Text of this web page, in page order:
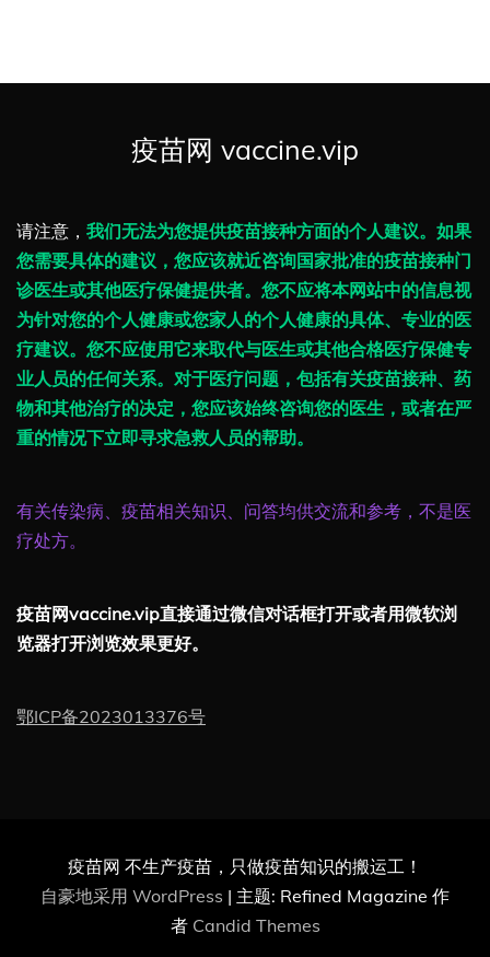
疫苗网 vaccine.vip
请注意， 我们无法为您提供疫苗接种方面的个人建议。如果
您需要具体的建议，您应该就近咨询国家批准的疫苗接种门
诊医生或其他医疗保健提供者。您不应将本网站中的信息视
为针对您的个人健康或您家人的个人健康的具体、专业的医
疗建议。您不应使用它来取代与医生或其他合格医疗保健专
业人员的任何关系。对于医疗问题，包括有关疫苗接种、药
物和其他治疗的决定，您应该始终咨询您的医生，或者在严
重的情况下立即寻求急救人员的帮助。
有关传染病、疫苗相关知识、问答均供交流和参考，不是医
疗处方。
疫苗网vaccine.vip直接通过微信对话框打开或者用微软浏
览器打开浏览效果更好。
鄂ICP备2023013376号
疫苗网 不生产疫苗，只做疫苗知识的搬运工！
自豪地采用 WordPress | 主题: Refined Magazine 作
者 Candid Themes